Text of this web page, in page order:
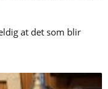
at det som blir